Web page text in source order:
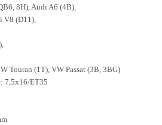
8H), Audi A6 (4B),
(D11),
(1T), VW Passat (3B, 3BG)
7,5x16/ET35